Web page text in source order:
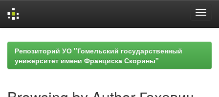
navigationРепозиторий УО "Гомельский государственный
университет имени Франциска Скорины"